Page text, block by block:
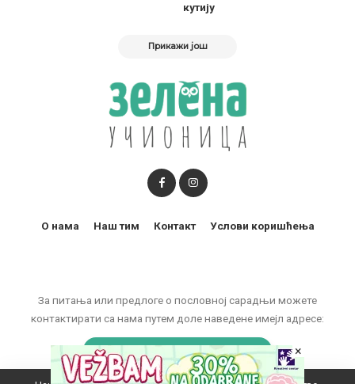
кутију
Прикажи још
За питања или предлоге о пословној сарадњи можете
контактирати са нама путем доле наведене имејл адресе:
marketing@zelenaucionica.com
О нама Наш тим Контакт Услови коришћења
×